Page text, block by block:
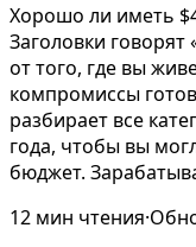
Хорошо ли иметь
Заголовки говорят
от того, где вы
компромиссы
разбирает все
года, чтобы вы
бюджет.
12 мин чтения·